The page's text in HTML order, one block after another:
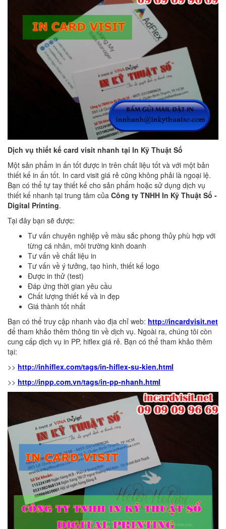
Dịch vụ thiết kế card visit nhanh tại In Kỹ Thuật Số
Một sản phẩm in ấn tốt được in trên chất liệu tốt và với một bản
thiết kế in ấn tốt. In card visit giá rẻ cũng không phải là ngoại lệ.
Bạn có thể tự tay thiết kế cho sản phẩm hoặc sử dụng dịch vụ
thiết kế nhanh tại trung tâm của Công ty TNHH In Kỹ Thuật Số -
Digital Printing.
Tại đây bạn sẽ được:
Tư vấn chuyên nghiệp về màu sắc phong thủy phù hợp với
từng cá nhân, môi trường kinh doanh
Tư vấn về chất liệu in
Tư vấn về ý tưởng, tạo hình, thiết kế logo
Được in thử (test)
Đáp ứng thời gian yêu cầu
Chất lượng thiết kế và in đẹp
Giá thành tốt nhất
Bạn có thể truy cập nhanh vào địa chỉ web: http://incardvisit.net
để tham khảo thêm thông tin về dịch vụ. Ngoài ra, chúng tôi còn
cung cấp dịch vụ in PP, hiflex giá rẻ. Bạn có thể tham khảo thêm
tại:
>> http://inhiflex.com/tags/in-hiflex-su-kien.html
>> http://inpp.com.vn/tags/in-pp-nhanh.html